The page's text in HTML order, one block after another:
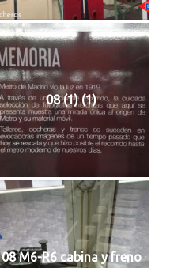
08 (1) (1)
08 M6-R6 cabina y freno